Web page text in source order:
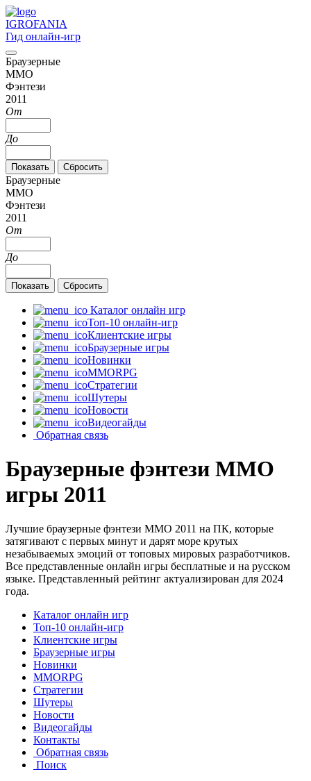
IGROFANIA
Гид онлайн-игр
Браузерные
MMO
Фэнтези
2011
От
До
Браузерные
MMO
Фэнтези
2011
От
До
Каталог онлайн игр
Топ-10 онлайн-игр
Клиентские игры
Браузерные игры
Новинки
MMORPG
Стратегии
Шутеры
Новости
Видеогайды
Обратная связь
Браузерные фэнтези MMO
игры 2011
Лучшие браузерные фэнтези MMO 2011 на ПК, которые
затягивают с первых минут и дарят море крутых
незабываемых эмоций от топовых мировых разработчиков.
Все представленные онлайн игры бесплатные и на русском
языке. Представленный рейтинг актуализирован для 2024
года.
Каталог онлайн игр
Топ-10 онлайн-игр
Клиентские игры
Браузерные игры
Новинки
MMORPG
Стратегии
Шутеры
Новости
Видеогайды
Контакты
Обратная связь
Поиск